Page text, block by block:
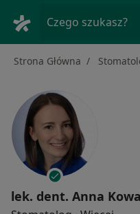
Czego szukasz?
Strona Główna
lek. dent. Anna